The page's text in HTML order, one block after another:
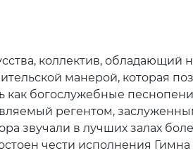
коллектив, обладающий
манерой, которая
богослужебные
регентом,
звучали в лучших залах
чести исполнения Гимна